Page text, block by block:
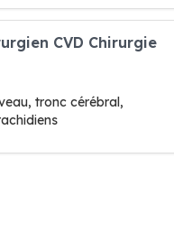
CVD Chirurgie
tronc cérébral,